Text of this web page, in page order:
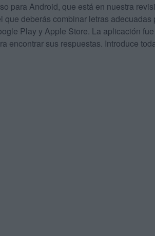
para Android, que está en nuestra
deberás combinar letras adecuadas
Play y Apple Store. La aplicación fue
encontrar sus respuestas. Introduce